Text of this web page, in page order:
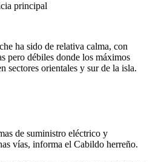
ha sido de relativa calma, con
pero débiles donde los máximos
sectores orientales y sur de la isla.
de suministro eléctrico y
vías, informa el Cabildo herreño.